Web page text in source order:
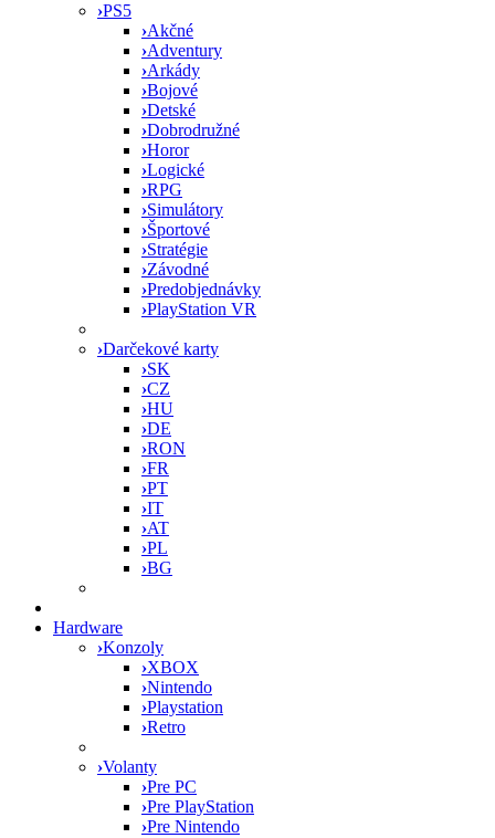
›PS5
›Akčné
›Adventury
›Arkády
›Bojové
›Detské
›Dobrodružné
›Horor
›Logické
›RPG
›Simulátory
›Športové
›Stratégie
›Závodné
›Predobjednávky
›PlayStation VR
›Darčekové karty
›SK
›CZ
›HU
›DE
›RON
›FR
›PT
›IT
›AT
›PL
›BG
Hardware
›Konzoly
›XBOX
›Nintendo
›Playstation
›Retro
›Volanty
›Pre PC
›Pre PlayStation
›Pre Nintendo